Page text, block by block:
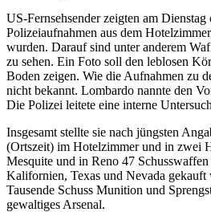
US-Fernsehsender zeigten am
Polizeiaufnahmen aus dem
wurden. Darauf sind unter anderem
zu sehen. Ein Foto soll den leblosen
Boden zeigen. Wie die Aufnahmen zu
nicht bekannt. Lombardo nannte den
Die Polizei leitete eine interne
Insgesamt stellte sie nach jüngsten
(Ortszeit) im Hotelzimmer und in zwei
Mesquite und in Reno 47
Kalifornien, Texas und Nevada gekauft
Tausende Schuss Munition und
gewaltiges Arsenal.